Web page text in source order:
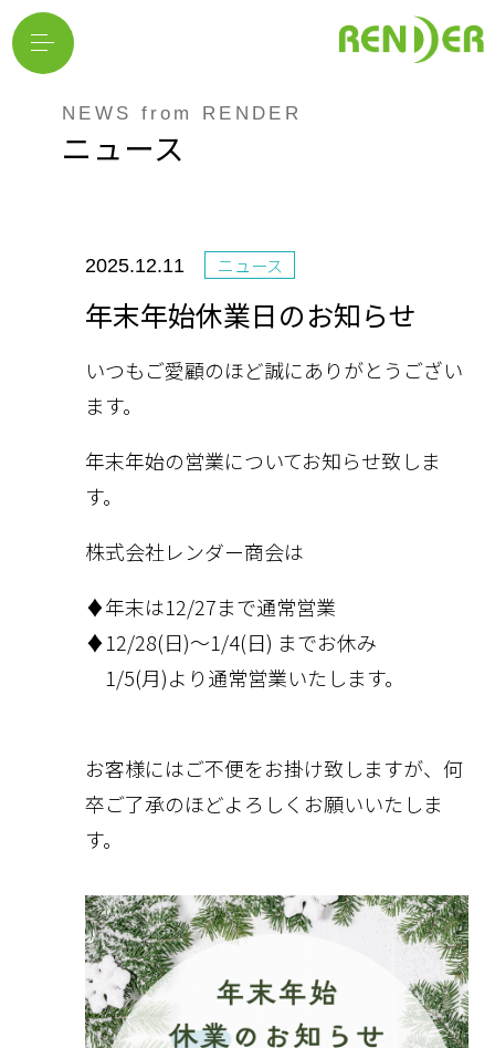
NEWS from RENDER
ニュース
2025.12.11 ニュース
年末年始休業日のお知らせ
いつもご愛顧のほど誠にありがとうござい
ます。
年末年始の営業についてお知らせ致しま
す。
株式会社レンダー商会は
♦年末は12/27まで通常営業
♦12/28(日)〜1/4(日) までお休み
1/5(月)より通常営業いたします。
お客様にはご不便をお掛け致しますが、何
卒ご了承のほどよろしくお願いいたしま
す。